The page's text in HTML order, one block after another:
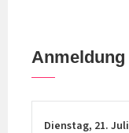
Dienstag, 21.